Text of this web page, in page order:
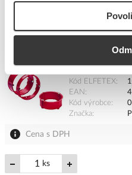
Přidat k porovnání
PROTEC
Kód ELFETEX
EAN
Kód výrobce
Značka
Cena s DPH
ks